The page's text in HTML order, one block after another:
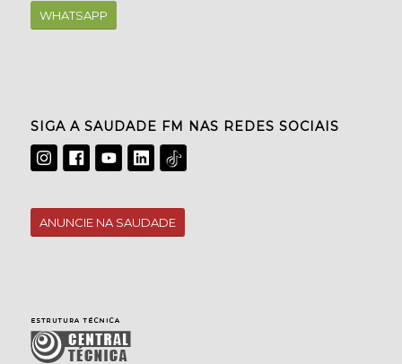
WHATSAPP
SIGA A SAUDADE FM NAS REDES SOCIAIS
ANUNCIE NA SAUDADE